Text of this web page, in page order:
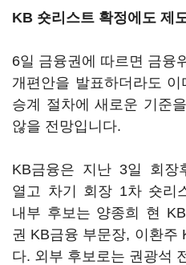
KB 숏리스트 확정에도 제
6일 금융권에 따르면 금융
개편안을 발표하더라도
승계 절차에 새로운 기준
않을 전망입니다.
KB금융은 지난 3일 회장
열고 차기 회장 1차 숏리
내부 후보는 양종희 현
권 KB금융 부문장, 이환주
다. 외부 후보로는 권광석